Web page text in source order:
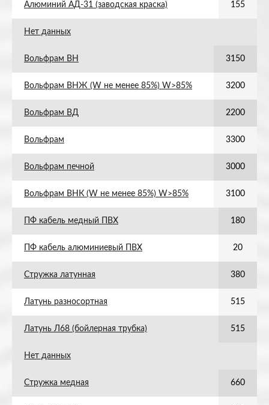
Алюминий АД-31 (заводская краска) 155
Нет данных
Вольфрам ВН 3150
Вольфрам ВНЖ (W не менее 85%) W>85% 3200
Вольфрам ВД 2200
Вольфрам 3300
Вольфрам печной 3000
Вольфрам ВНК (W не менее 85%) W>85% 3100
ПФ кабель медный ПВХ 180
ПФ кабель алюминиевый ПВХ 20
Стружка латунная 380
Латунь разносортная 515
Латунь Л68 (бойлерная трубка) 515
Нет данных
Стружка медная 660